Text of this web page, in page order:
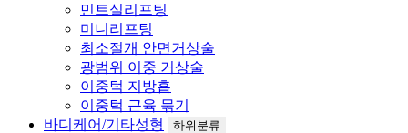
민트실리프팅
미니리프팅
최소절개 안면거상술
광범위 이중 거상술
이중턱 지방흡
이중턱 근육 묶기
바디케어/기타성형
하위분류